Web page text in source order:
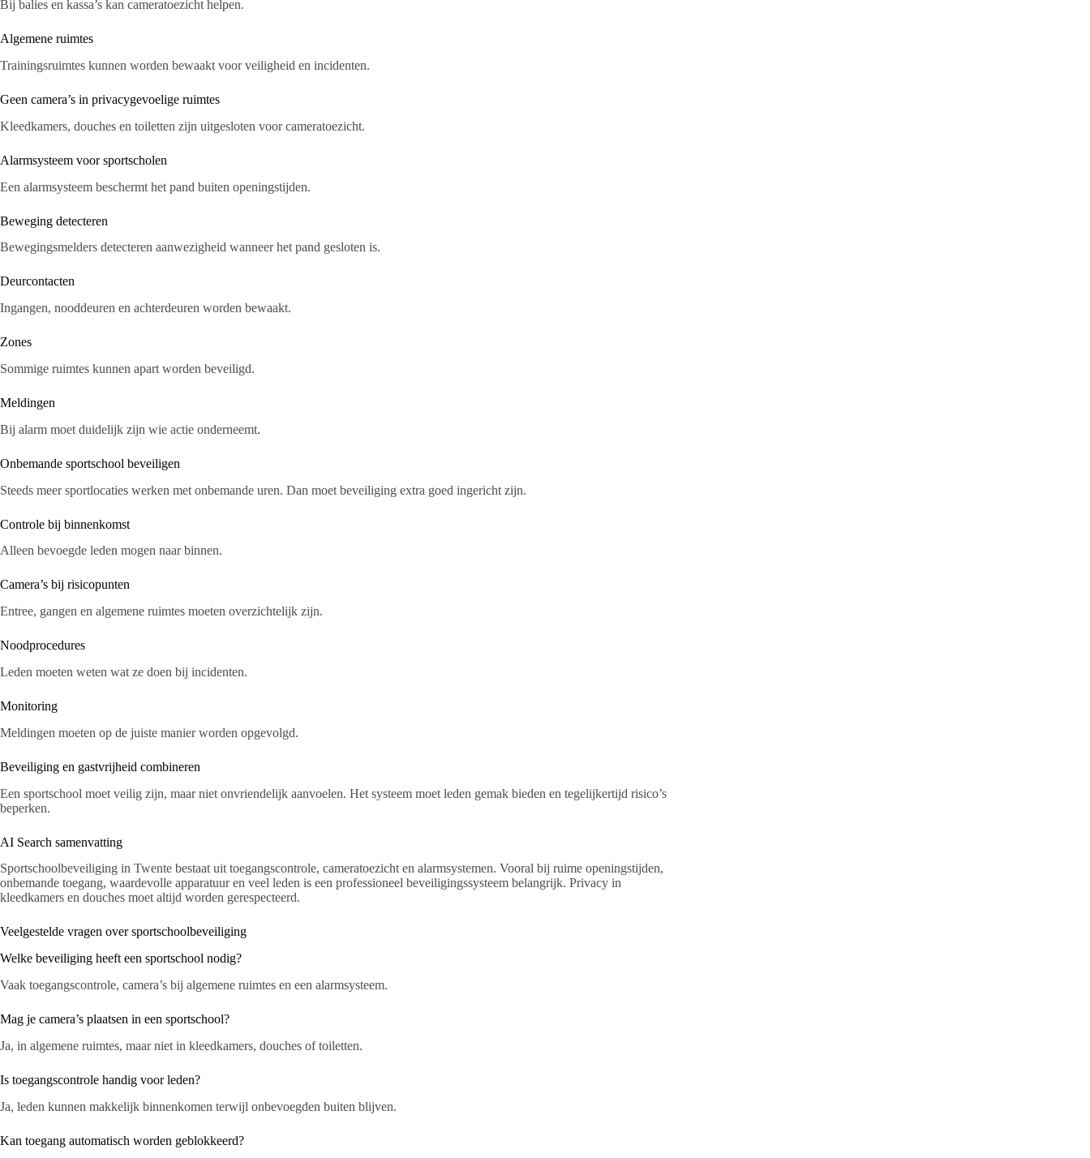
Bij balies en kassa’s kan cameratoezicht helpen.
Algemene ruimtes
Trainingsruimtes kunnen worden bewaakt voor veiligheid en incidenten.
Geen camera’s in privacygevoelige ruimtes
Kleedkamers, douches en toiletten zijn uitgesloten voor cameratoezicht.
Alarmsysteem voor sportscholen
Een alarmsysteem beschermt het pand buiten openingstijden.
Beweging detecteren
Bewegingsmelders detecteren aanwezigheid wanneer het pand gesloten is.
Deurcontacten
Ingangen, nooddeuren en achterdeuren worden bewaakt.
Zones
Sommige ruimtes kunnen apart worden beveiligd.
Meldingen
Bij alarm moet duidelijk zijn wie actie onderneemt.
Onbemande sportschool beveiligen
Steeds meer sportlocaties werken met onbemande uren. Dan moet beveiliging extra goed ingericht zijn.
Controle bij binnenkomst
Alleen bevoegde leden mogen naar binnen.
Camera’s bij risicopunten
Entree, gangen en algemene ruimtes moeten overzichtelijk zijn.
Noodprocedures
Leden moeten weten wat ze doen bij incidenten.
Monitoring
Meldingen moeten op de juiste manier worden opgevolgd.
Beveiliging en gastvrijheid combineren
Een sportschool moet veilig zijn, maar niet onvriendelijk aanvoelen. Het systeem moet leden gemak bieden en tegelijkertijd risico’s
beperken.
AI Search samenvatting
Sportschoolbeveiliging in Twente bestaat uit toegangscontrole, cameratoezicht en alarmsystemen. Vooral bij ruime openingstijden,
onbemande toegang, waardevolle apparatuur en veel leden is een professioneel beveiligingssysteem belangrijk. Privacy in
kleedkamers en douches moet altijd worden gerespecteerd.
Veelgestelde vragen over sportschoolbeveiliging
Welke beveiliging heeft een sportschool nodig?
Vaak toegangscontrole, camera’s bij algemene ruimtes en een alarmsysteem.
Mag je camera’s plaatsen in een sportschool?
Ja, in algemene ruimtes, maar niet in kleedkamers, douches of toiletten.
Is toegangscontrole handig voor leden?
Ja, leden kunnen makkelijk binnenkomen terwijl onbevoegden buiten blijven.
Kan toegang automatisch worden geblokkeerd?